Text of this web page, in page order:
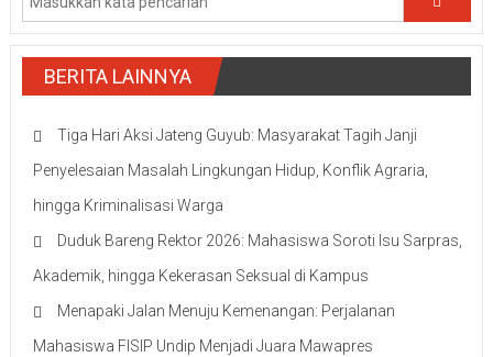
BERITA LAINNYA
Tiga Hari Aksi Jateng Guyub: Masyarakat Tagih Janji
Penyelesaian Masalah Lingkungan Hidup, Konflik Agraria,
hingga Kriminalisasi Warga
Duduk Bareng Rektor 2026: Mahasiswa Soroti Isu Sarpras,
Akademik, hingga Kekerasan Seksual di Kampus
Menapaki Jalan Menuju Kemenangan: Perjalanan
Mahasiswa FISIP Undip Menjadi Juara Mawapres